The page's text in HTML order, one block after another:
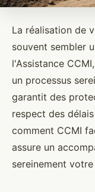
La réalisation de
souvent sembler
l'Assistance
un processus
garantit des
respect des
comment CCMI
assure un
sereinement